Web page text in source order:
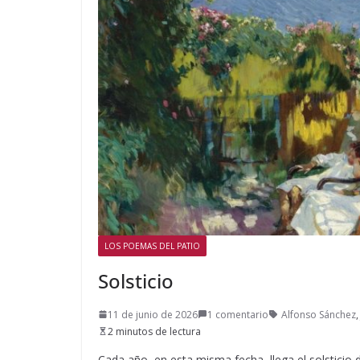
LOS POEMAS DEL PATIO
Solsticio
11 de junio de 2026 1 comentario Alfonso Sánchez,
2 minutos de lectura